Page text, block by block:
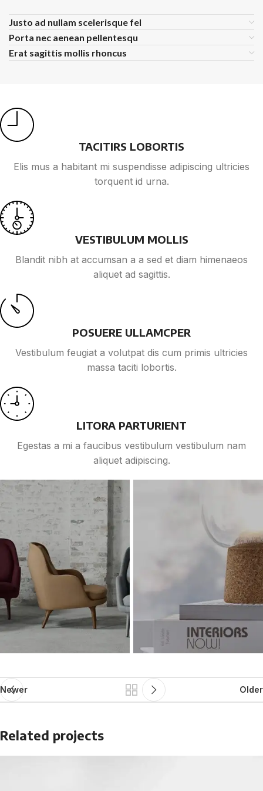
Justo ad nullam scelerisque fel
Porta nec aenean pellentesqu
Erat sagittis mollis rhoncus
TACITIRS LOBORTIS
Elis mus a habitant mi suspendisse adipiscing ultricies
torquent id urna.
VESTIBULUM MOLLIS
Blandit nibh at accumsan a a sed et diam himenaeos
aliquet ad sagittis.
POSUERE ULLAMCPER
Vestibulum feugiat a volutpat dis cum primis ultricies
massa taciti lobortis.
LITORA PARTURIENT
Egestas a mi a faucibus vestibulum vestibulum nam
aliquet adipiscing.
Newer Older
Related projects